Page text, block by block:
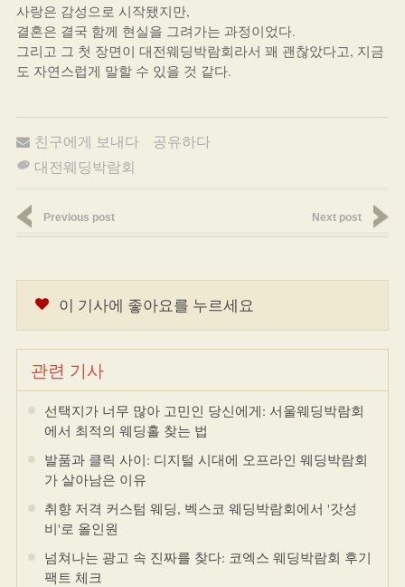
사랑은 감성으로 시작됐지만,
결혼은 결국 함께 현실을 그려가는 과정이었다.
그리고 그 첫 장면이 대전웨딩박람회라서 꽤 괜찮았다고, 지금
도 자연스럽게 말할 수 있을 것 같다.
친구에게 보내다
공유하다
대전웨딩박람회
Previous post Next post
이 기사에 좋아요를 누르세요
관련 기사
선택지가 너무 많아 고민인 당신에게: 서울웨딩박람회
에서 최적의 웨딩홀 찾는 법
발품과 클릭 사이: 디지털 시대에 오프라인 웨딩박람회
가 살아남은 이유
취향 저격 커스텀 웨딩, 벡스코 웨딩박람회에서 '갓성
비'로 올인원
넘쳐나는 광고 속 진짜를 찾다: 코엑스 웨딩박람회 후기
팩트 체크